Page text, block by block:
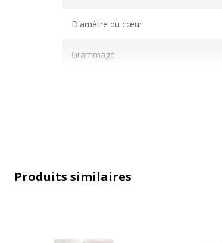
Diamètre du cœur
Grammage
Produits similaires